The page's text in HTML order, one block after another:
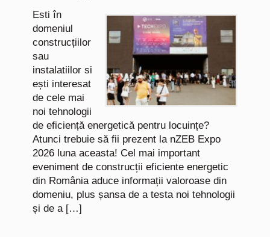
Esti în
domeniul
construcțiilor
sau
instalatiilor si
ești interesat
de cele mai
noi tehnologii
de eficiență energetică pentru locuințe?
Atunci trebuie să fii prezent la nZEB Expo
2026 luna aceasta! Cel mai important
eveniment de construcții eficiente energetic
din România aduce informații valoroase din
domeniu, plus șansa de a testa noi tehnologii
și de a […]